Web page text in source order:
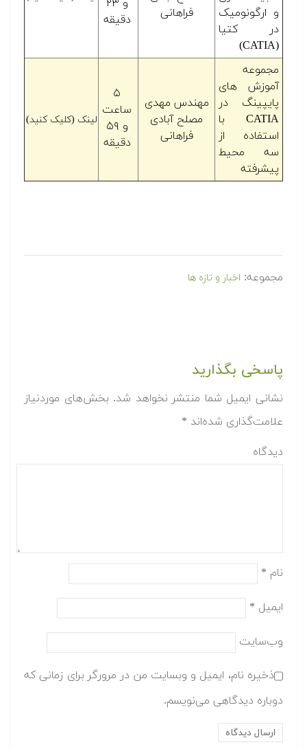
و ارگونومیک
در کتیا
(CATIA)
فراهانی
و ۲۳
دقیقه
مجموعه
آموزش های
پایپینگ در
CATIA با
استفاده از
سه محیط
پیشرفته
مهندس مهدی
مصلح آبادی
فراهانی
۵
ساعت
و ۵۹
دقیقه
لینک (کلیک کنید)
مجموعه: اخبار و تازه ها
پاسخی بگذارید
نشانی ایمیل شما منتشر نخواهد شد. بخش‌های موردنیاز
علامت‌گذاری شده‌اند *
دیدگاه
نام *
ایمیل *
وب‌سایت
ذخیره نام، ایمیل و وبسایت من در مرورگر برای زمانی که
دوباره دیدگاهی می‌نویسم.